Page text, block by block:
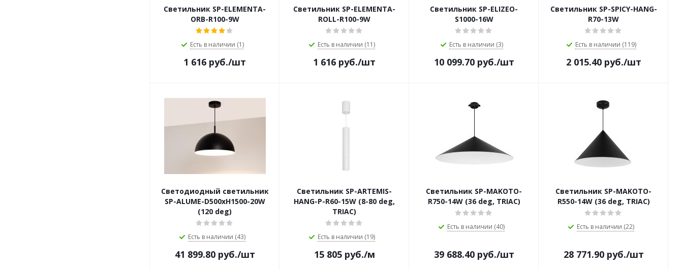
Светильник SP-ELEMENTA-
ORB-R100-9W
Есть в наличии (1)
1 616 руб./шт
Светильник SP-ELEMENTA-
ROLL-R100-9W
Есть в наличии (11)
1 616 руб./шт
Светильник SP-ELIZEO-
S1000-16W
Есть в наличии (3)
10 099.70руб./шт
Светильник SP-SPICY-HANG-
R70-13W
Есть в наличии (119)
2 015.40руб./шт
Светодиодный светильник
SP-ALUME-D500xH1500-20W
(120 deg)
Есть в наличии (43)
41 899.80руб./шт
Светильник SP-ARTEMIS-
HANG-P-R60-15W (8-80 deg,
TRIAC)
Есть в наличии (19)
15 805руб./м
Светильник SP-MAKOTO-
R750-14W (36 deg, TRIAC)
Есть в наличии (40)
39 688.40руб./шт
Светильник SP-MAKOTO-
R550-14W (36 deg, TRIAC)
Есть в наличии (22)
28 771.90руб./шт